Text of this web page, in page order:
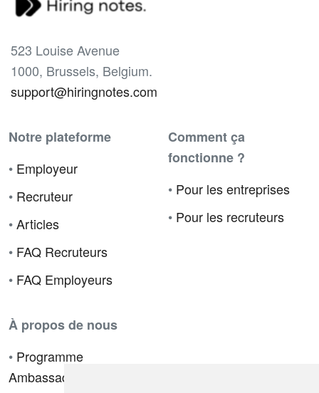
523 Louise Avenue
1000, Brussels, Belgium.
support@hiringnotes.com
Notre plateforme
• Employeur
• Recruteur
•Articles
• FAQ Recruteurs
• FAQ Employeurs
Comment ça
fonctionne ?
• Pour les entreprises
• Pour les recruteurs
À propos de nous
• Programme
Ambassadeur